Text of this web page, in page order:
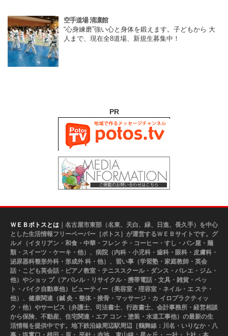
空手道場 清凛館
“心身練磨”強い心と身体を鍛えます。子どもから 大
人まで、現在全8道場、新規生募集中！
PR
ＷＥＢポトスとは ｜名古屋市東部（名東、天白、緑、日進、長久手）を中心
とした生活情報フリーペーパー［ポトス］が運営するＷＥＢサイトです。グ
ルメ（イタリアン・和食・中華・フレン チ・コーヒー・すし・パン屋・麺
類・スイーツ・ケーキ・他）、病院（内科・小児科・歯科・眼科・皮膚科・
泌尿器科整形外科・形成外 科・他）、習い事（学習塾・家庭教師・英会
話・こども英会話・ピアノ教室・テニススクール・ダンス・バレエ・ジム・
他）やショッ プ（アパレル・リサイクル・携帯電話・文具・雑貨・ペッ
ト・バイク自動車他）ビューティー（美容室・理容室・ネイル・エ ステ・
他）、健康関連（鍼 灸・整体・接骨・マッサージ・カ イロプラクティッ
ク・他）やサービス（弁護士、司法書士、行政書士、会計事務所・経営相談
から保険、不動産、住宅関連・エア コン・塗装・水道工事他）の最新の生
活情報を提供中です。地下鉄沿線周辺駅周辺［鶴舞線：川名・いりなか・八